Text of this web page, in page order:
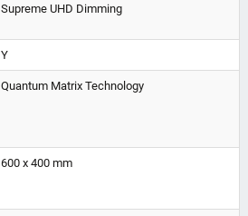
Supreme UHD Dimming
Y
Quantum Matrix Technology
600 x 400 mm